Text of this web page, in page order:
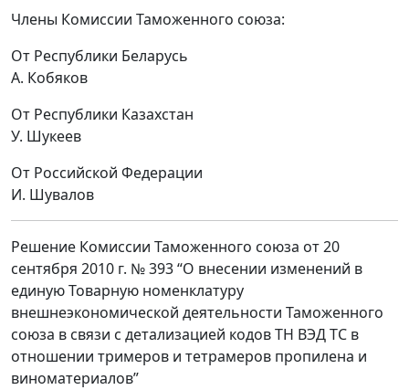
Члены Комиссии Таможенного союза:
От Республики Беларусь
А. Кобяков
От Республики Казахстан
У. Шукеев
От Российской Федерации
И. Шувалов
Решение Комиссии Таможенного союза от 20
сентября 2010 г. № 393 “О внесении изменений в
единую Товарную номенклатуру
внешнеэкономической деятельности Таможенного
союза в связи с детализацией кодов ТН ВЭД ТС в
отношении тримеров и тетрамеров пропилена и
виноматериалов”